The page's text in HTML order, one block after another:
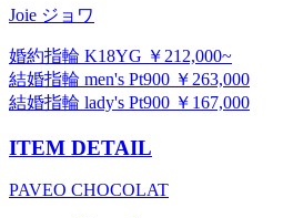
Joie ジョワ
婚約指輪 K18YG ￥212,000~
結婚指輪 men's Pt900 ￥263,000
結婚指輪 lady's Pt900 ￥167,000
ITEM DETAIL
PAVEO CHOCOLAT